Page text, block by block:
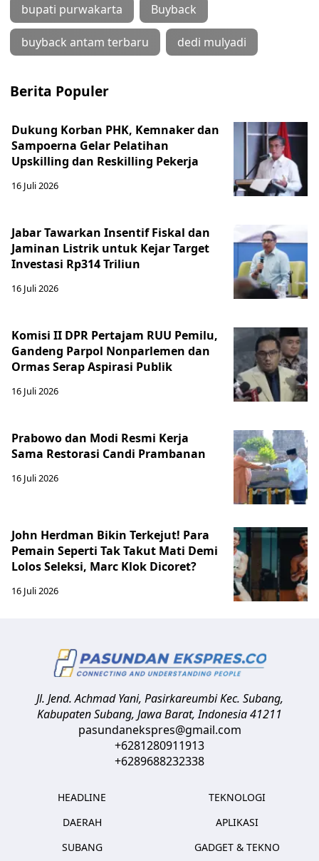
bupati purwakarta Buyback
buyback antam terbaru dedi mulyadi
Berita Populer
Dukung Korban PHK, Kemnaker dan
Sampoerna Gelar Pelatihan
Upskilling dan Reskilling Pekerja
16 Juli 2026
Jabar Tawarkan Insentif Fiskal dan
Jaminan Listrik untuk Kejar Target
Investasi Rp314 Triliun
16 Juli 2026
Komisi II DPR Pertajam RUU Pemilu,
Gandeng Parpol Nonparlemen dan
Ormas Serap Aspirasi Publik
16 Juli 2026
Prabowo dan Modi Resmi Kerja
Sama Restorasi Candi Prambanan
16 Juli 2026
John Herdman Bikin Terkejut! Para
Pemain Seperti Tak Takut Mati Demi
Lolos Seleksi, Marc Klok Dicoret?
16 Juli 2026
Jl. Jend. Achmad Yani, Pasirkareumbi Kec. Subang,
Kabupaten Subang, Jawa Barat,Indonesia41211
pasundanekspres@gmail.com
+6281280911913
+6289688232338
HEADLINE
DAERAH
SUBANG
TEKNOLOGI
APLIKASI
GADGET & TEKNO